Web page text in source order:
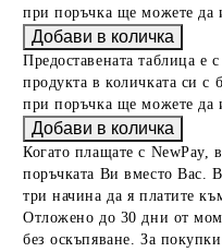
при поръчка ще можете да
Предоставената таблица е
продукта в количката си с
при поръчка ще можете да
Когато плащате с NewPay,
поръчката Ви вместо Вас.
три начина да я платите
Отложено до 30 дни от
без оскъпяване. За